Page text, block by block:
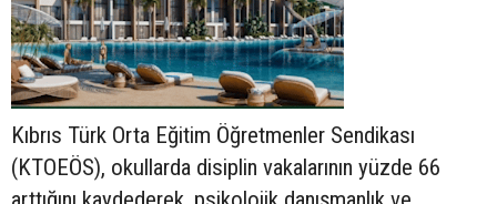
Kıbrıs Türk Orta Eğitim Öğretmenler Sendikası
(KTOEÖS), okullarda disiplin vakalarının yüzde 66